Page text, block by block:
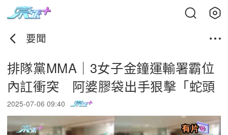
要聞
排隊黨MMA｜3女子金鐘運輸署霸位
內訌衝突 阿婆膠袋出手狠擊「蛇頭
2025-07-06 09:40